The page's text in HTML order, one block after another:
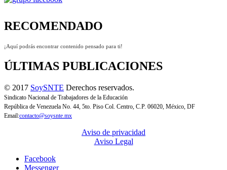
RECOMENDADO
¡Aquí podrás encontrar contenido pensado para ti!
ÚLTIMAS PUBLICACIONES
© 2017 SoySNTE Derechos reservados.
Sindicato Nacional de Trabajadores de la Educación
República de Venezuela No. 44, 5to. Piso Col. Centro, C.P. 06020, México, DF
Email:contacto@soysnte.mx
Aviso de privacidad
Aviso Legal
Facebook
Messenger